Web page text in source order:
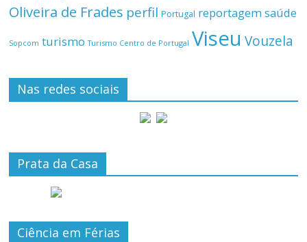
Oliveira de Frades perfil Portugal reportagemsaúde
Sopcom turismo Turismo Centro de Portugal Viseu Vouzela
Nas redes sociais
Prata da Casa
Ciência em Férias